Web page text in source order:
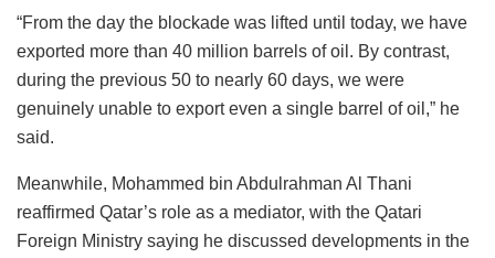
“From the day the blockade was lifted until today, we have
exported more than 40 million barrels of oil. By contrast,
during the previous 50 to nearly 60 days, we were
genuinely unable to export even a single barrel of oil,” he
said.
Meanwhile, Mohammed bin Abdulrahman Al Thani
reaffirmed Qatar’s role as a mediator, with the Qatari
Foreign Ministry saying he discussed developments in the